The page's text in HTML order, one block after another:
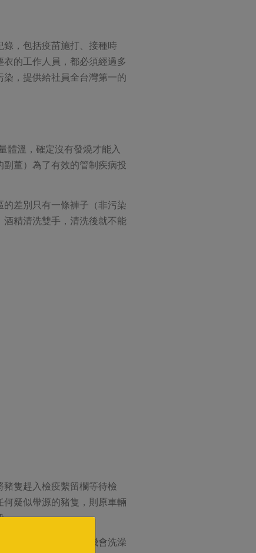
，包括疫苗施打、接種時
的工作人員，都必須經過多
，提供給社員全台灣第一的
體溫，確定沒有發燒才能入
董）為了有效的管制疾病投
差別只有一條褲子（非污染
精清洗雙手，清洗後就不能
隻趕入檢疫繫留欄等待檢
疑似帶源的豬隻，則原車輛
。
另一方面讓牠們有機會洗澡